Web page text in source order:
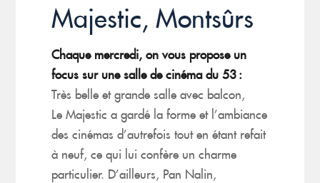
Majestic, Montsûrs
Chaque mercredi, on vous propose un
focus sur une salle de cinéma du 53 :
Très belle et grande salle avec balcon,
LeMajestic a gardé la forme et l’ambiance
des cinémas d’autrefois tout en étant refait
à neuf, ce qui lui confère un charme
particulier. D’ailleurs, Pan Nalin,